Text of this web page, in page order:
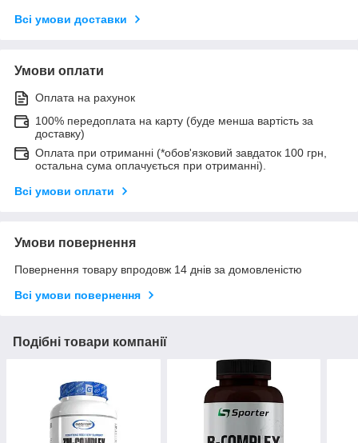
Всі умови доставки
Умови оплати
Оплата на рахунок
100% передоплата на карту (буде менша вартість за
доставку)
Оплата при отриманні (*обов'язковий завдаток 100 грн,
остальна сума оплачується при отриманні).
Всі умови оплати
Умови повернення
Повернення товару впродовж 14 днів за домовленістю
Всі умови повернення
Подібні товари компанії